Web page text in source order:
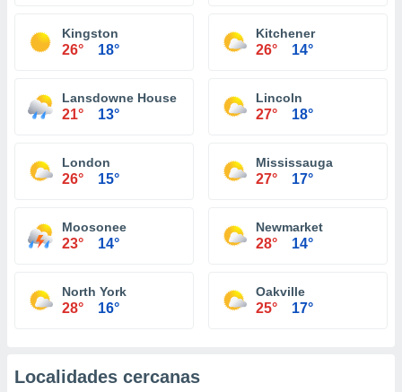
Kingston
26° 18°
Kitchener
26° 14°
Lansdowne House
21° 13°
Lincoln
27° 18°
London
26° 15°
Mississauga
27° 17°
Moosonee
23° 14°
Newmarket
28° 14°
North York
28° 16°
Oakville
25° 17°
Localidades cercanas